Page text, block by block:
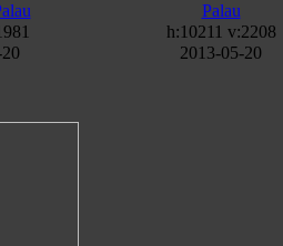
Palau
h:10211 v:2208
2013-05-20